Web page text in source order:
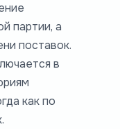
партии, а
поставок.
в
как по